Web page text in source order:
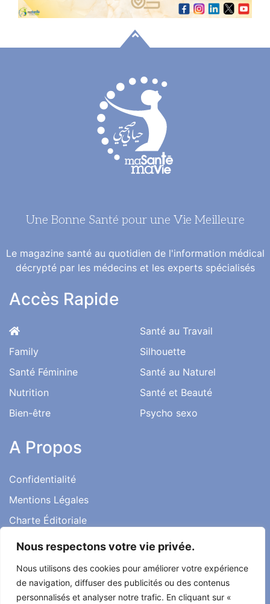
Nous respectons votre vie privée.
Nous utilisons des cookies pour améliorer votre expérience
de navigation, diffuser des publicités ou des contenus
personnalisés et analyser notre trafic. En cliquant sur «
Une Bonne Santé pour une Vie Meilleure
Le magazine santé au quotidien de l'information médical
décrypté par les médecins et les experts spécialisés
Accès Rapide
Family
Santé Féminine
Nutrition
Bien-être
Santé au Travail
Silhouette
Santé au Naturel
Santé et Beauté
Psycho sexo
A Propos
Confidentialité
Mentions Légales
Charte Éditoriale
Conditions d’utilisation
Témoignages